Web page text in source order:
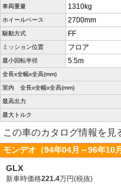
車両重量 1310kg
ホイールベース 2700mm
駆動方式 FF
ミッション位置 フロア
最小回転半径 5.5m
全長x全幅x全高(mm)
室内 全長x全幅x全高(mm)
最高出力
最大トルク
この車のカタログ情報を見
モンデオ（94年04月～96年10
GLX
新車時価格221.4万円(税抜)